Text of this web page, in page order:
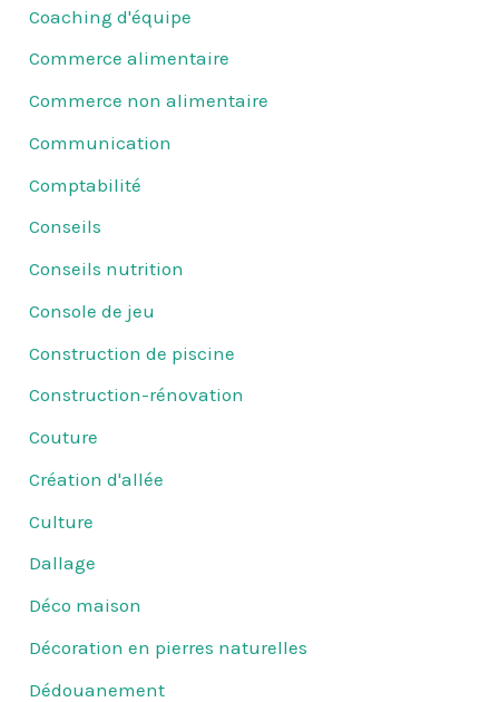
Coaching d'équipe
Commerce alimentaire
Commerce non alimentaire
Communication
Comptabilité
Conseils
Conseils nutrition
Console de jeu
Construction de piscine
Construction-rénovation
Couture
Création d'allée
Culture
Dallage
Déco maison
Décoration en pierres naturelles
Dédouanement